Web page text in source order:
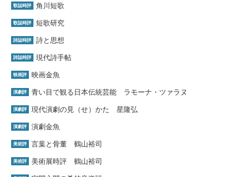
歌誌時評 角川短歌
歌誌時評 短歌研究
詩誌時評 詩と思想
詩誌時評 現代詩手帖
映画評 映画金魚
演劇評 青い目で観る日本伝統芸能 ラモーナ・ツァラヌ
演劇評 現代演劇の見（せ）かた 星隆弘
演劇評 演劇金魚
美術評 言葉と骨董 鶴山裕司
美術評 美術展時評 鶴山裕司